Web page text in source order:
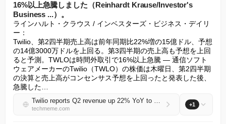
16%以上急騰しました（Reinhardt Krause/Investor's
Business ...）。
ラインハルト・クラウス / インベスターズ・ビジネス・デイリ
ー：
Twilio、第2四半期売上高は前年同期比22%増の15億ドル、予想
の14億3000万ドルを上回る。第3四半期の売上高も予想を上回
ると予測。TWLOは時間外取引で16%以上急騰 — 通信ソフト
ウェアメーカーのTwilio（TWLO）の株価は木曜日、第2四半期
の決算と売上高がコンセンサス予想を上回ったと発表した後、
急騰した…
Twilio reports Q2 revenue up 22% YoY to $1.5B, above $1.43B est., and forecasts Q3 revenue above estimates; TWLO jumps 16%+ after hours (Reinhardt Krause/Investor's Business ...)
techmeme.com
+1